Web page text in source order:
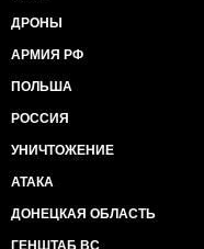
ДРОНЫ
АРМИЯ РФ
ПОЛЬША
РОССИЯ
УНИЧТОЖЕНИЕ
АТАКА
ДОНЕЦКАЯ ОБЛАСТЬ
ГЕНШТАБ ВС